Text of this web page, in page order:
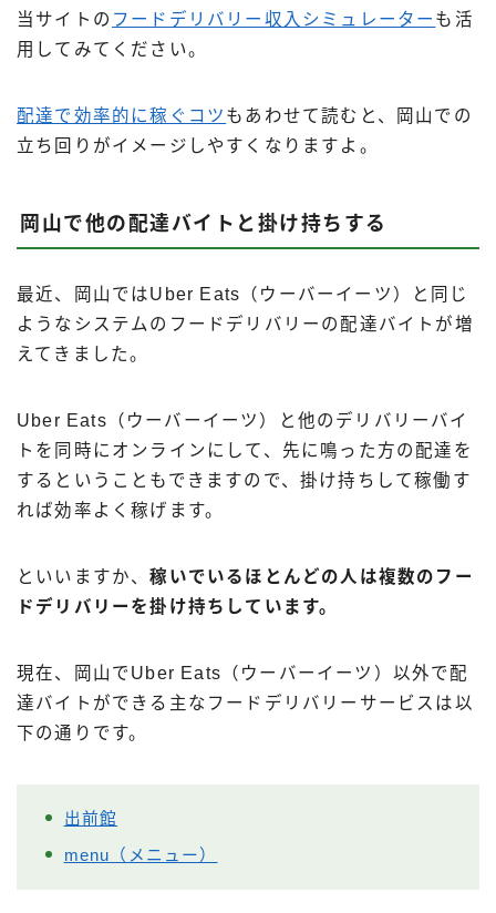
当サイトの フードデリバリー収入シミュレーター も活
用してみてください。
配達で効率的に稼ぐコツ もあわせて読むと、岡山での
立ち回りがイメージしやすくなりますよ。
岡山で他の配達バイトと掛け持ちする
最近、岡山ではUber Eats（ウーバーイーツ）と同じ
ようなシステムのフードデリバリーの配達バイトが増
えてきました。
Uber Eats（ウーバーイーツ）と他のデリバリーバイ
トを同時にオンラインにして、先に鳴った方の配達を
するということもできますので、掛け持ちして稼働す
れば効率よく稼げます。
といいますか、稼いでいるほとんどの人は複数のフー
ドデリバリーを掛け持ちしています。
現在、岡山でUber Eats（ウーバーイーツ）以外で配
達バイトができる主なフードデリバリーサービスは以
下の通りです。
出前館
menu（メニュー）